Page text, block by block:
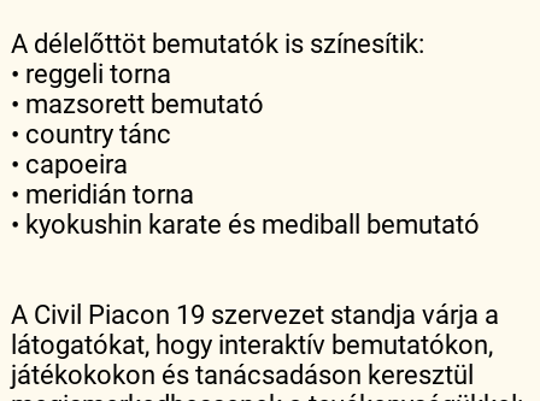
A délelőttöt bemutatók is színesítik:
• reggeli torna
• mazsorett bemutató
• country tánc
• capoeira
• meridián torna
• kyokushin karate és mediball bemutató
A Civil Piacon 19 szervezet standja várja a
látogatókat, hogy interaktív bemutatókon,
játékokokon és tanácsadáson keresztül